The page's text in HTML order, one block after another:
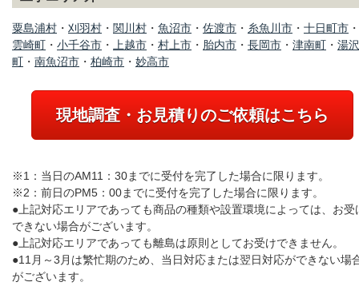
粟島浦村 ・ 刈羽村 ・ 関川村 ・ 魚沼市 ・ 佐渡市 ・ 糸魚川市 ・ 十日町市 ・
雲崎町 ・ 小千谷市 ・ 上越市 ・ 村上市 ・ 胎内市 ・ 長岡市 ・ 津南町 ・ 湯沢
町 ・ 南魚沼市 ・ 柏崎市 ・ 妙高市
現地調査・お見積りのご依頼はこちら
※1：当日のAM11：30までに受付を完了した場合に限ります。
※2：前日のPM5：00までに受付を完了した場合に限ります。
●上記対応エリアであっても商品の種類や設置環境によっては、お受
できない場合がございます。
●上記対応エリアであっても離島は原則としてお受けできません。
●11月～3月は繁忙期のため、当日対応または翌日対応ができない場
がございます。